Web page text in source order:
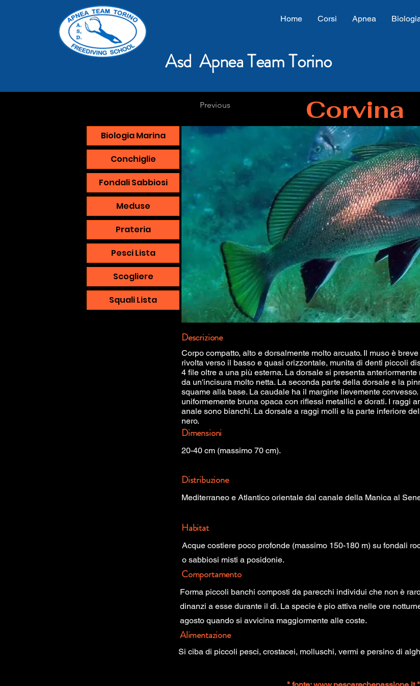
Home Corsi Apnea
Asd Apnea Team Torino
Biologia Marina
Conchiglie
Fondali Sabbiosi
Meduse
Prateria
Pesci Lista
Scogliere
Squali Lista
Corvina
Previous
Descrizione
Corpo compatto, alto e dorsalmente molto arcuato. Il muso è
rivolta verso il basso e quasi orizzontale, munita di denti piccoli
4 file oltre a una più esterna. La dorsale si presenta
da un'incisura molto netta. La seconda parte della dorsale e la
squame alla base. La caudale ha il margine lievemente
uniformemente bruna opaca con riflessi metallici e dorati. I raggi
anale sono bianchi. La dorsale a raggi molli e la parte inferiore
nero.
Dimensioni
20-40 cm (massimo 70 cm).
Distribuzione
Mediterraneo e Atlantico orientale dal canale della Manica al
Habitat
Acque costiere poco profonde (massimo 150-180 m) su fondali
o sabbiosi misti a posidonie.
Comportamento
Forma piccoli banchi composti da parecchi individui che non è
dinanzi a esse durante il dì. La specie è pio attiva nelle ore
agosto quando si avvicina maggiormente alle coste.
Alimentazione
Si ciba di piccoli pesci, crostacei, molluschi, vermi e persino di